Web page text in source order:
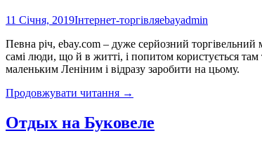
11 Січня, 2019Інтернет-торгівляebayadmin
Певна річ, ebay.com – дуже серйозний
самі люди, що й в житті, і попитом користується
маленьким Леніним і відразу заробити на цьому.
Продовжувати читання Що
України
→
Отдых на Буковеле